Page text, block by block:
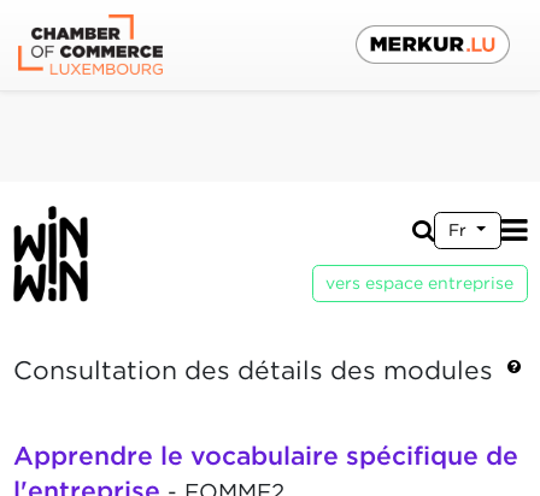
Fr
vers espace entreprise
Consultation des détails des modules
Apprendre le vocabulaire spécifique de